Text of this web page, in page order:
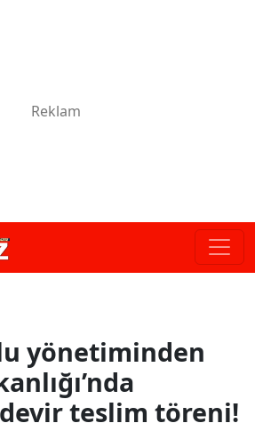
yönetiminden
teslim töreni!